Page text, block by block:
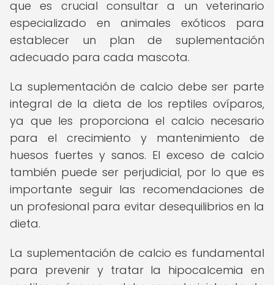
que es crucial consultar a un veterinario
especializado en animales exóticos para
establecer un plan de suplementación
adecuado para cada mascota.
La suplementación de calcio debe ser parte
integral de la dieta de los reptiles ovíparos,
ya que les proporciona el calcio necesario
para el crecimiento y mantenimiento de
huesos fuertes y sanos. El exceso de calcio
también puede ser perjudicial, por lo que es
importante seguir las recomendaciones de
un profesional para evitar desequilibrios en la
dieta.
La suplementación de calcio es fundamental
para prevenir y tratar la hipocalcemia en